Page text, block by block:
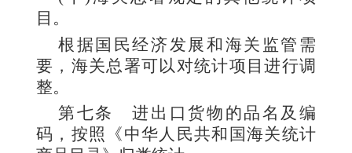
目。
根据国民经济发展和海关监管需
要，海关总署可以对统计项目进行调
整。
第七条
进出口货物的品名及编
码，按照《中华人民共和国海关统计